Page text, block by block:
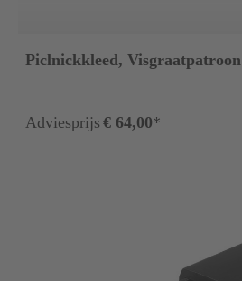
Piclnickkleed, Visgraatpatroon
Adviesprijs € 64,00*